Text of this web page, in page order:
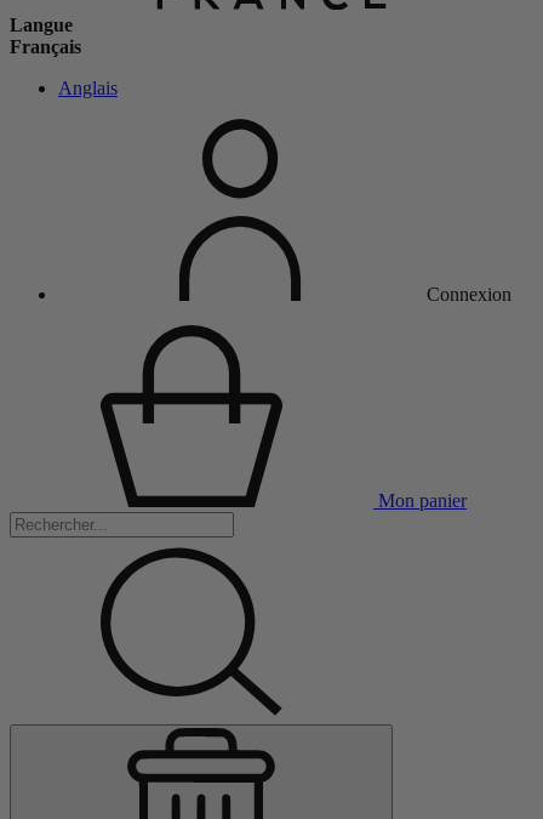
Langue
Français
Anglais
Connexion
Mon panier